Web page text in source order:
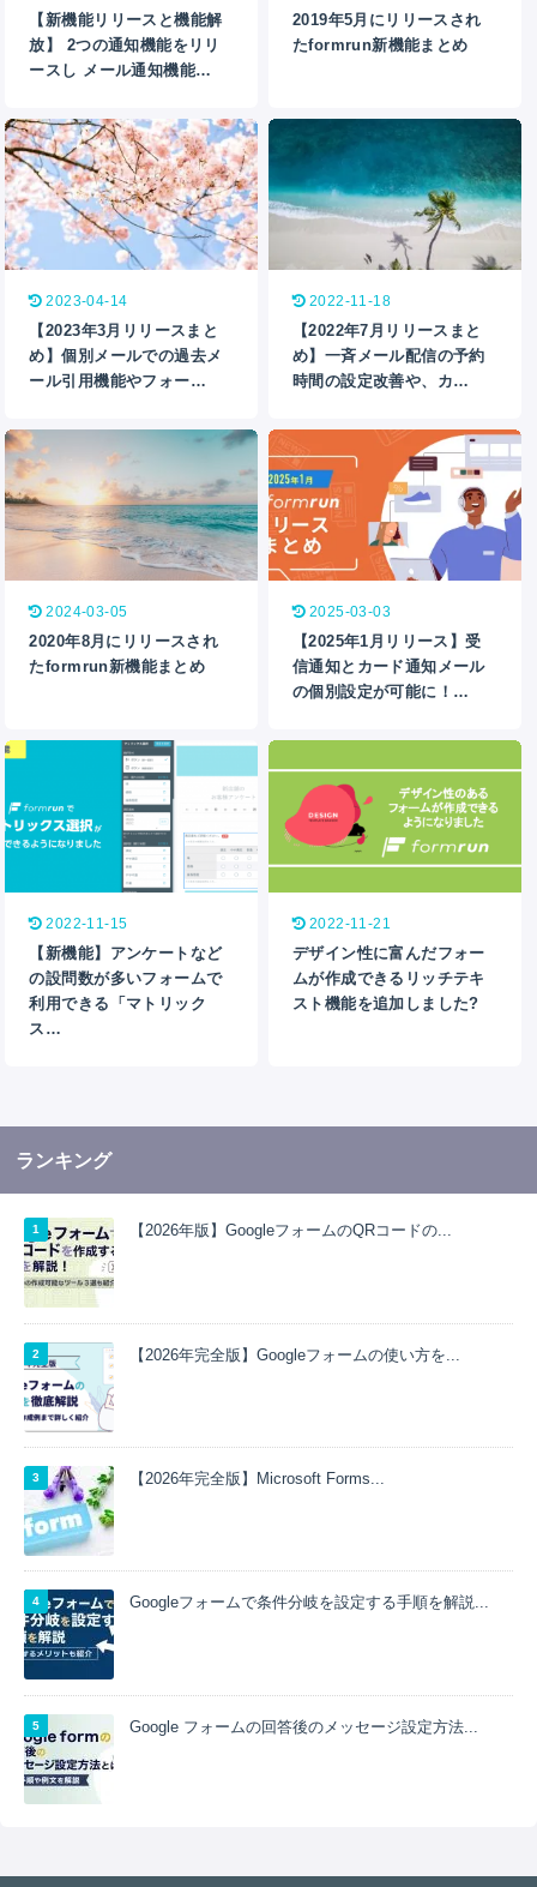
【新機能リリースと機能解
放】 2つの通知機能をリリ
ースし メール通知機能…
2019年5月にリリースされ
たformrun新機能まとめ
2023-04-14
【2023年3月リリースまと
め】個別メールでの過去メ
ール引用機能やフォー…
2022-11-18
【2022年7月リリースまと
め】一斉メール配信の予約
時間の設定改善や、カ…
2024-03-05
2020年8月にリリースされ
たformrun新機能まとめ
2025-03-03
【2025年1月リリース】受
信通知とカード通知メール
の個別設定が可能に！…
2022-11-15
【新機能】アンケートなど
の設問数が多いフォームで
利用できる「マトリック
ス…
2022-11-21
デザイン性に富んだフォー
ムが作成できるリッチテキ
スト機能を追加しました?
ランキング
【2026年版】GoogleフォームのQRコードの...
【2026年完全版】Googleフォームの使い方を...
【2026年完全版】Microsoft Forms...
Googleフォームで条件分岐を設定する手順を解説...
Google フォームの回答後のメッセージ設定方法...